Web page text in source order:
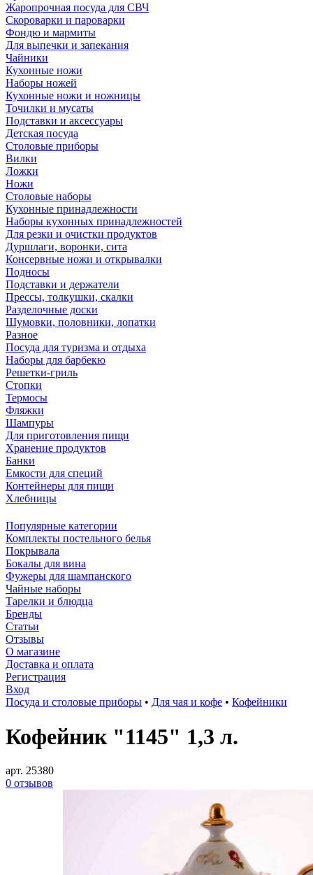
Жаропрочная посуда для СВЧ
Скороварки и пароварки
Фондю и мармиты
Для выпечки и запекания
Чайники
Кухонные ножи
Наборы ножей
Кухонные ножи и ножницы
Точилки и мусаты
Подставки и аксессуары
Детская посуда
Столовые приборы
Вилки
Ложки
Ножи
Столовые наборы
Кухонные принадлежности
Наборы кухонных принадлежностей
Для резки и очистки продуктов
Дуршлаги, воронки, сита
Консервные ножи и открывалки
Подносы
Подставки и держатели
Прессы, толкушки, скалки
Разделочные доски
Шумовки, половники, лопатки
Разное
Посуда для туризма и отдыха
Наборы для барбекю
Решетки-гриль
Стопки
Термосы
Фляжки
Шампуры
Для приготовления пищи
Хранение продуктов
Банки
Емкости для специй
Контейнеры для пищи
Хлебницы
Популярные категории
Комплекты постельного белья
Покрывала
Бокалы для вина
Фужеры для шампанского
Чайные наборы
Тарелки и блюдца
Бренды
Статьи
Отзывы
О магазине
Доставка и оплата
Регистрация
Вход
Посуда и столовые приборы • Для чая и кофе • Кофейники
Кофейник "1145" 1,3 л.
арт. 25380
0 отзывов